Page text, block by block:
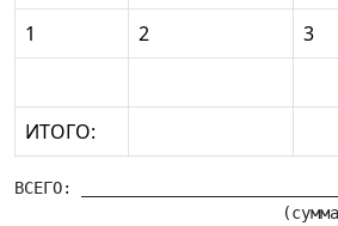
1 2 3
ИТОГО:
ВСЕГО: